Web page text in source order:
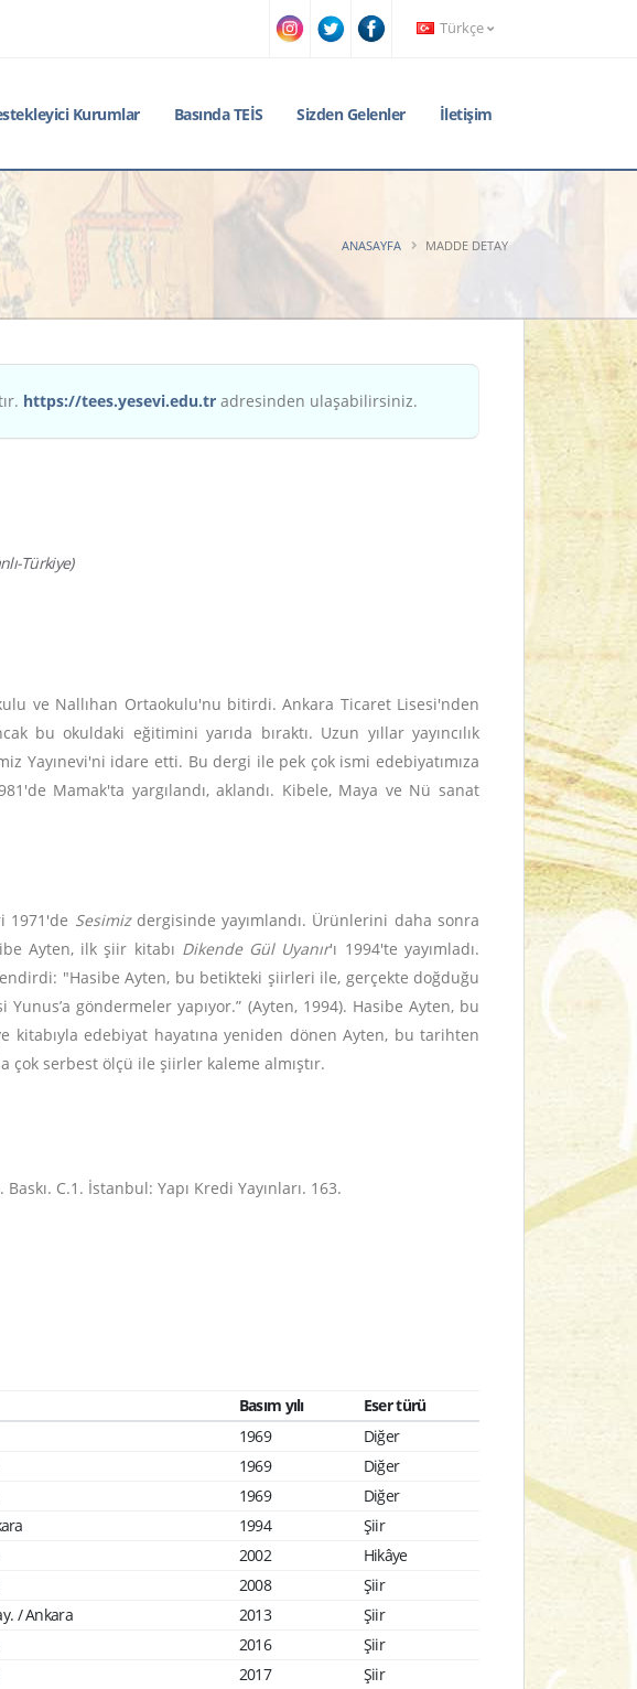
Türkçe
Kurumlar Basında TEİS Sizden Gelenler İletişim
ANASAYFA MADDE DETAY
https://tees.yesevi.edu.tr adresinden ulaşabilirsiniz.
Türkiye)
ve Nallıhan Ortaokulu'nu bitirdi. Ankara Ticaret Lisesi'nden
bu okuldaki eğitimini yarıda bıraktı. Uzun yıllar yayıncılık
Yayınevi'ni idare etti. Bu dergi ile pek çok ismi edebiyatımıza
Mamak'ta yargılandı, aklandı. Kibele, Maya ve Nü sanat
1971'de Sesimizdergisinde yayımlandı. Ürünlerini daha sonra
Ayten, ilk şiir kitabı Dikende Gül Uyanır'ı 1994'te yayımladı.
"Hasibe Ayten, bu betikteki şiirleri ile, gerçekte doğduğu
göndermeler yapıyor.” (Ayten, 1994). Hasibe Ayten, bu
kitabıyla edebiyat hayatına yeniden dönen Ayten, bu tarihten
çok serbest ölçü ile şiirler kaleme almıştır.
Baskı. C.1. İstanbul: Yapı Kredi Yayınları. 163.
Basım yılı
Eser türü
1969
Diğer
1969
Diğer
1969
Diğer
1994
Şiir
2002
Hikâye
2008
Şiir
/ Ankara 2013
Şiir
2016
Şiir
2017 Şiir